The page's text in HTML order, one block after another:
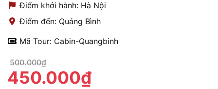
Điểm khởi hành: Hà Nội
Điểm đến: Quảng Bình
Mã Tour: Cabin-Quangbinh
500.000₫
450.000₫